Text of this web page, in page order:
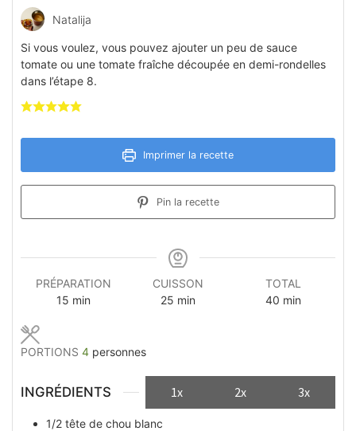
Natalija
Si vous voulez, vous pouvez ajouter un peu de sauce
tomate ou une tomate fraîche découpée en demi-rondelles
dans l’étape 8.
Imprimer la recette
Pin la recette
PRÉPARATION
15minutes
min
CUISSON
25 minutes
min
TOTAL
40minutes
min
PORTIONS 4 personnes
INGRÉDIENTS 1x 2x 3x
1/2 tête de chou blanc